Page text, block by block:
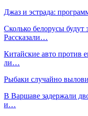
Джаз и эстрада:
Сколько белорусы будут
Рассказали…
Китайские авто против
ли…
Рыбаки случайно
В Варшаве задержали
и…